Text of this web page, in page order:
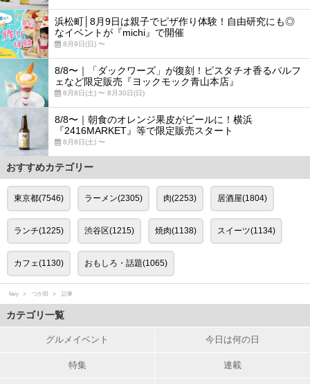
浜松町│8月9日は親子でピザ作り体験！自由研究にも◎
なイベントが『michi』で開催
8月9日(日) 〜
8/8〜｜「ダックワーズ」が復刻！ピスタチオ香るパルフ
ェなど限定販売『ヨックモック青山本店』
8月8日(土) 〜 8月30日(日)
8/8〜｜朝食のオレンジ果皮がビールに！横浜
『2416MARKET』等で限定販売スタート
8月8日(土) 〜
おすすめカテゴリー
東京都(7546) ラーメン(2305) 肉(2253) 居酒屋(1804)
ランチ(1225) 渋谷区(1215) 焼肉(1138) スイーツ(1134)
カフェ(1130) おもしろ・話題(1065)
favy つか田 記事
カテゴリ一覧
グルメイベント 今日は何の日
特集 連載